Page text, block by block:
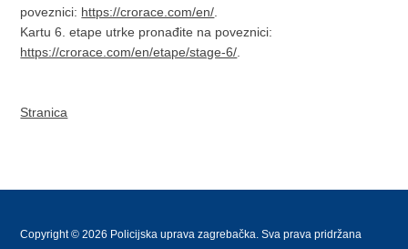
poveznici: https://crorace.com/en/
Kartu 6. etape utrke pronađite na poveznici:
https://crorace.com/en/etape/stage-6/
Stranica
Copyright © 2026 Policijska uprava zagrebačka. Sva prava pridržana